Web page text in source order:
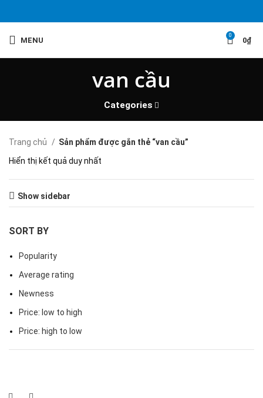
MENU
0
0₫
van cầu
Categories
Trang chủ
Sản phẩm được gắn thẻ “van cầu”
Hiển thị kết quả duy nhất
Show sidebar
SORT BY
Popularity
Average rating
Newness
Price: low to high
Price: high to low